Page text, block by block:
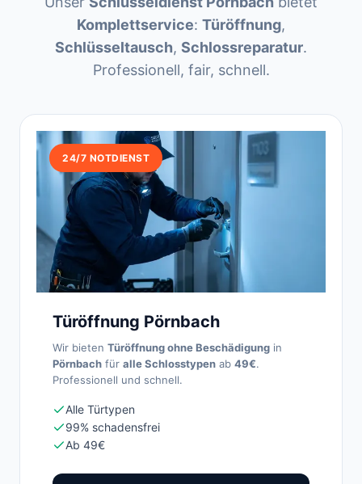
Komplettservice: Türöffnung,
Schlüsseltausch, Schlossreparatur.
Professionell, fair, schnell.
24/7 NOTDIENST
Türöffnung Pörnbach
Wir bieten Türöffnung ohne Beschädigung in
Pörnbach für alle Schlosstypen ab 49€.
Professionell und schnell.
Alle Türtypen
99% schadensfrei
Ab 49€